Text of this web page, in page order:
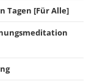
Tagen [Für Alle]